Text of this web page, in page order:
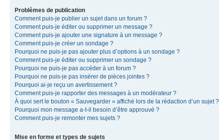
Problèmes de publication
Comment puis-je publier un sujet dans un forum ?
Comment puis-je éditer ou supprimer un message ?
Comment puis-je ajouter une signature à un message ?
Comment puis-je créer un sondage ?
Pourquoi ne puis-je pas ajouter plus d’options à un sondage ?
Comment puis-je éditer ou supprimer un sondage ?
Pourquoi ne puis-je pas accéder à un forum ?
Pourquoi ne puis-je pas insérer de pièces jointes ?
Pourquoi ai-je reçu un avertissement ?
Comment puis-je rapporter des messages à un modérateur ?
À quoi sert le bouton « Sauvegarder » affiché lors de la rédaction d’un sujet ?
Pourquoi mon message a-t-il besoin d’être approuvé ?
Comment puis-je remonter mes sujets ?
Mise en forme et types de sujets